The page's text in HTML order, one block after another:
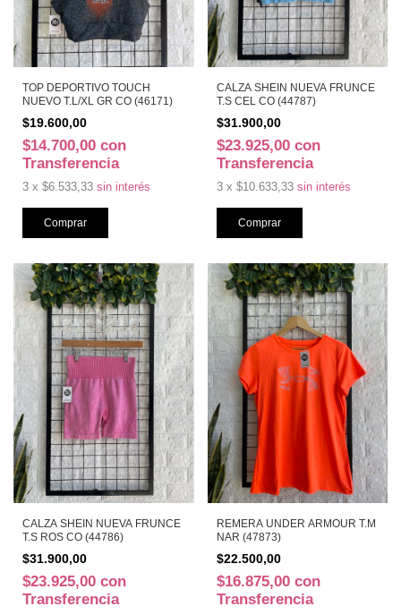
TOP DEPORTIVO TOUCH
NUEVO T.L/XL GR CO (46171)
$19.600,00
$14.700,00 con
Transferencia
3 x $6.533,33 sin interés
CALZA SHEIN NUEVA FRUNCE
T.S CEL CO (44787)
$31.900,00
$23.925,00 con
Transferencia
3 x $10.633,33 sin interés
CALZA SHEIN NUEVA FRUNCE
T.S ROS CO (44786)
$31.900,00
$23.925,00 con
Transferencia
REMERA UNDER ARMOUR T.M
NAR (47873)
$22.500,00
$16.875,00 con
Transferencia